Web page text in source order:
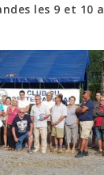
les 9 et 10